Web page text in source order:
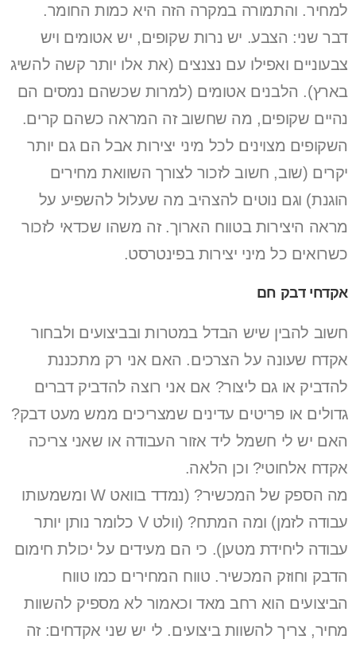
למחיר. והתמורה במקרה הזה היא כמות החומר.
דבר שני: הצבע. יש נרות שקופים, יש אטומים ויש
צבעוניים ואפילו עם נצנצים (את אלו יותר קשה להשיג
בארץ). הלבנים אטומים (למרות שכשהם נמסים הם
נהיים שקופים, מה שחשוב זה המראה כשהם קרים.
השקופים מצוינים לכל מיני יצירות אבל הם גם יותר
יקרים (שוב, חשוב לזכור לצורך השוואת מחירים
הוגנת) וגם נוטים להצהיב מה שעלול להשפיע על
מראה היצירות בטווח הארוך. זה משהו שכדאי לזכור
כשרואים כל מיני יצירות בפינטרסט.
אקדחי דבק חם
חשוב להבין שיש הבדל במטרות ובביצועים ולבחור
אקדח שעונה על הצרכים. האם אני רק מתכננת
להדביק או גם ליצור? אם אני רוצה להדביק דברים
גדולים או פריטים עדינים שמצריכים ממש מעט דבק?
האם יש לי חשמל ליד אזור העבודה או שאני צריכה
אקדח אלחוטי? וכן הלאה.
מה הספק של המכשיר? (נמדד בוואט W ומשמעותו
עבודה לזמן) ומה המתח? (וולט V כלומר נותן יותר
עבודה ליחידת מטען). כי הם מעידים על יכולת חימום
הדבק וחוזק המכשיר. טווח המחירים כמו טווח
הביצועים הוא רחב מאד וכאמור לא מספיק להשוות
מחיר, צריך להשוות ביצועים. לי יש שני אקדחים: זה